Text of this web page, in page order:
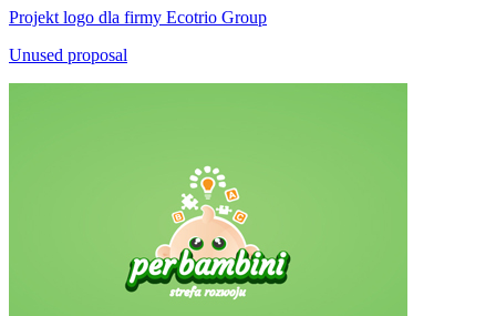
Projekt logo dla firmy Ecotrio Group
Unused proposal